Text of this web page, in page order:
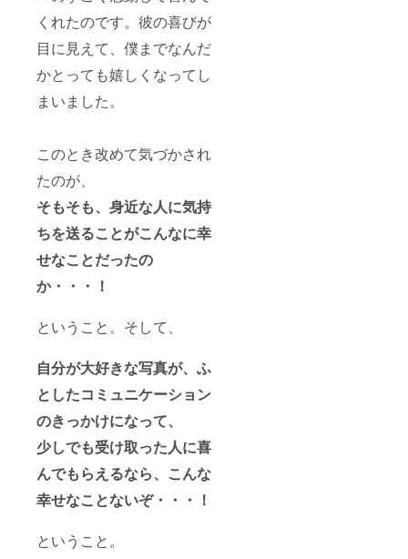
くれたのです。彼の喜びが
目に見えて、僕までなんだ
かとっても嬉しくなってし
まいました。
このとき改めて気づかされ
たのが、
そもそも、身近な人に気持
ちを送ることがこんなに幸
せなことだったの
か・・・！
ということ。そして、
自分が大好きな写真が、ふ
としたコミュニケーション
のきっかけになって、
少しでも受け取った人に喜
んでもらえるなら、こんな
幸せなことないぞ・・・！
ということ。